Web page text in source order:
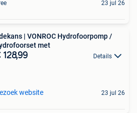
23 jul 26
| VONROC Hydrofoorpomp /
met
128,99 Details
website 23 jul 26